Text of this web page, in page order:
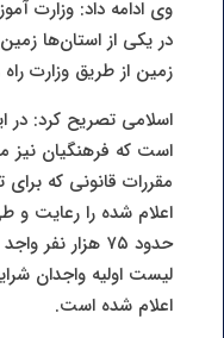
در یکی از استان‌ها
زمین از طریق وزارت
اسلامی تصریح کرد: در
است که فرهنگیان نیز
مقررات قانونی که
اعلام شده را رعایت و
حدود ۷۵ هزار
لیست اولیه واجدان
اعلام شده است.